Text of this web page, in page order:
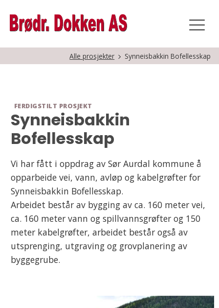
Alle prosjekter Synneisbakkin Bofellesskap
FERDIGSTILT PROSJEKT
Synneisbakkin
Bofellesskap
Vi har fått i oppdrag av Sør Aurdal kommune å
opparbeide vei, vann, avløp og kabelgrøfter for
Synneisbakkin Bofellesskap.
Arbeidet består av bygging av ca. 160 meter vei,
ca. 160 meter vann og spillvannsgrøfter og 150
meter kabelgrøfter, arbeidet består også av
utsprenging, utgraving og grovplanering av
byggegrube.